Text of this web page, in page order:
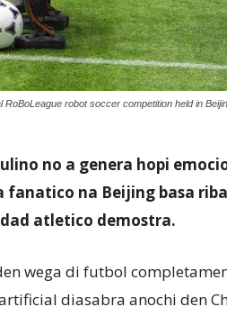
robot soccer competition held in
no a genera hopi
fanatico na Beijing basa
atletico demostra.
wega di futbol
diasabra anochi den